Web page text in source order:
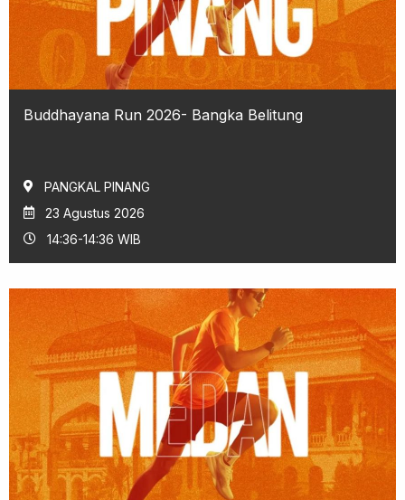
Buddhayana Run 2026- Bangka Belitung
PANGKAL PINANG
23 Agustus 2026
14:36-14:36 WIB